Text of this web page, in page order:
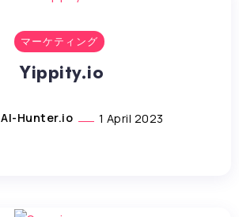
マーケティング
Yippity.io
AI-Hunter.io 1 April 2023